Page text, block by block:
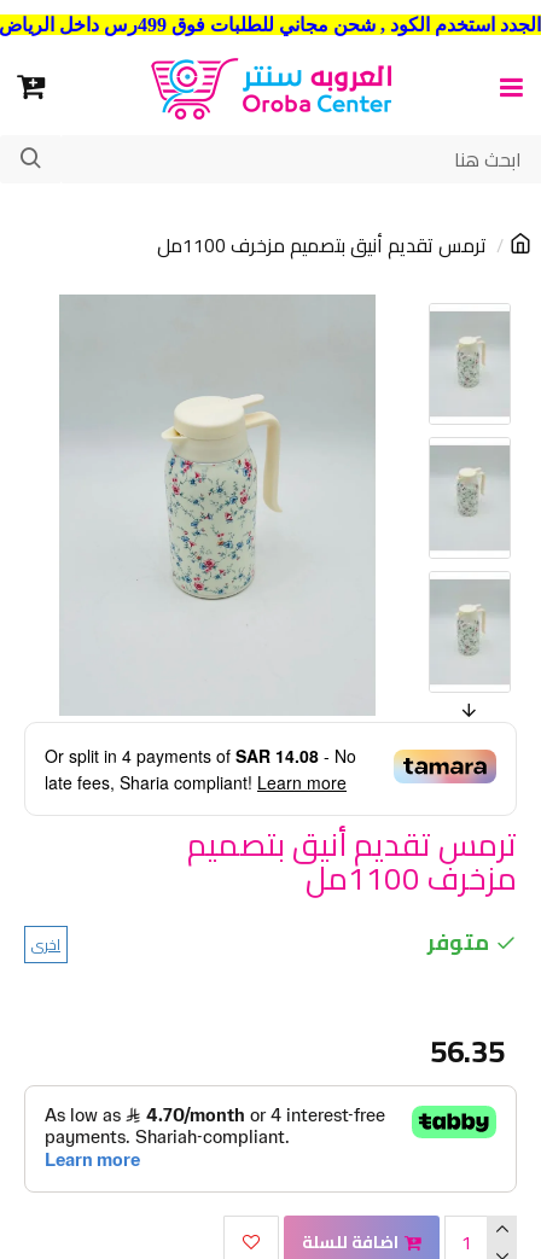
شحن مجاني للطلبات فوق 499رس داخل الرياض . وشحن الي جميع مدن المملكة العربية السعودية
ترمس تقديم أنيق بتصميم مزخرف 1100مل
Or split in 4 payments of SAR 14.08 - No
late fees, Sharia compliant! Learn more
ترمس تقديم أنيق بتصميم
مزخرف 1100مل
متوفر اخرى
56.35
اضافة للسلة